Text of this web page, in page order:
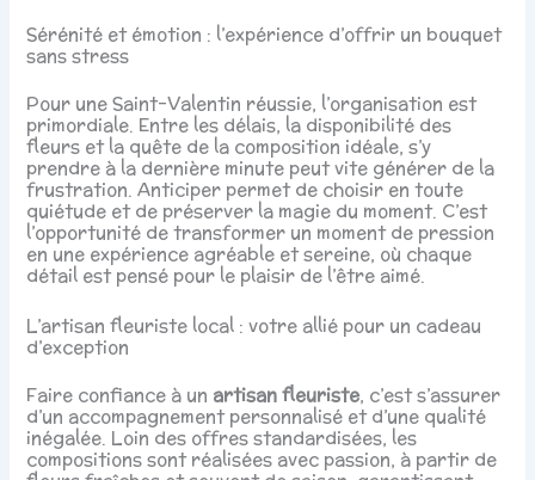
Sérénité et émotion : l’expérience d’offrir un bouquet
sans stress
Pour une Saint-Valentin réussie, l’organisation est
primordiale. Entre les délais, la disponibilité des
fleurs et la quête de la composition idéale, s’y
prendre à la dernière minute peut vite générer de la
frustration. Anticiper permet de choisir en toute
quiétude et de préserver la magie du moment. C’est
l’opportunité de transformer un moment de pression
en une expérience agréable et sereine, où chaque
détail est pensé pour le plaisir de l’être aimé.
L’artisan fleuriste local : votre allié pour un cadeau
d’exception
Faire confiance à un artisan fleuriste, c’est s’assurer
d’un accompagnement personnalisé et d’une qualité
inégalée. Loin des offres standardisées, les
compositions sont réalisées avec passion, à partir de